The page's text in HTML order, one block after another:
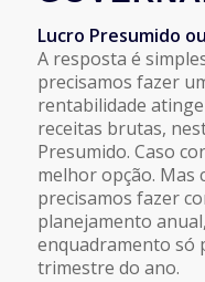
Lucro Presumido
A resposta é
precisamos fazer
rentabilidade
receitas brutas,
Presumido. Caso
melhor opção. Mas
precisamos fazer
planejamento
enquadramento só
trimestre do ano.